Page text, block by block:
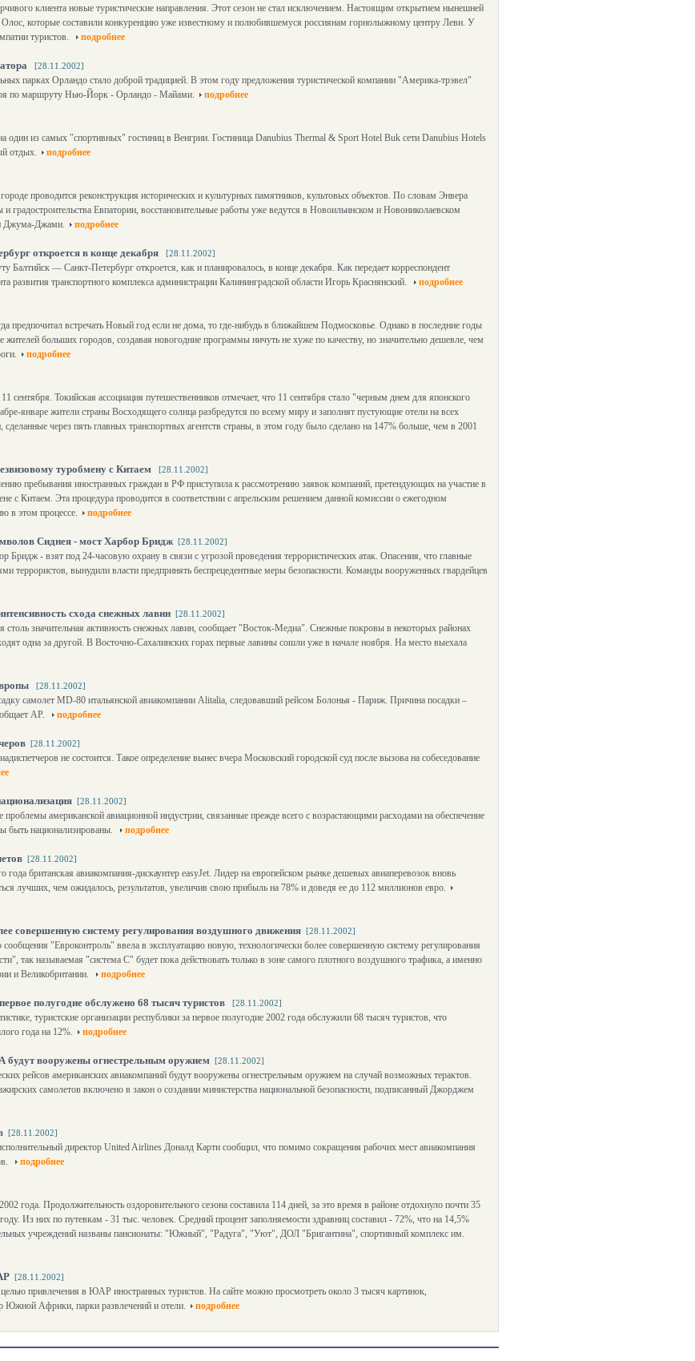
клиента новые туристические направления. Этот сезон не стал исключением. Настоящим открытием нынешней
которые составили конкуренцию уже известному и полюбившемуся россиянам горнолыжному центру Леви. У
туристов.
подробнее
[28.11.2002]
парках Орландо стало доброй традицией. В этом году предложения туристической компании "Америка-трэвел"
по маршруту Нью-Йорк - Орландо - Майами.
подробнее
один из самых "спортивных" гостиниц в Венгрии. Гостиница Danubius Thermal & Sport Hotel Buk сети Danubius Hotels
отдых.
подробнее
проводится реконструкция исторических и культурных памятников, культовых объектов. По словам Энвера
градостроительства Евпатории, восстановительные работы уже ведутся в Новоильинском и Новониколаевском
Джума-Джами.
подробнее
откроется в конце декабря [28.11.2002]
Балтийск — Санкт-Петербург откроется, как и планировалось, в конце декабря. Как передает корреспондент
развития транспортного комплекса администрации Калининградской области Игорь Краснянский.
подробнее
предпочитал встречать Новый год если не дома, то где-нибудь в ближайшем Подмосковье. Однако в последние годы
жителей больших городов, создавая новогодние программы ничуть не хуже по качеству, но значительно дешевле, чем
подробнее
сентября. Токийская ассоциация путешественников отмечает, что 11 сентября стало "черным днем для японского
январе жители страны Восходящего солнца разбредутся по всему миру и заполнят пустующие отели на всех
через пять главных транспортных агентств страны, в этом году было сделано на 147% больше, чем в 2001
туробмену с Китаем [28.11.2002]
пребывания иностранных граждан в РФ приступила к рассмотрению заявок компаний, претендующих на участие в
с Китаем. Эта процедура проводится в соответствии с апрельским решением данной комиссии о ежегодном
в этом процессе.
подробнее
Сиднея - мост Харбор Бридж [28.11.2002]
- взят под 24-часовую охрану в связи с угрозой проведения террористических атак. Опасения, что главные
террористов, вынудили власти предпринять беспрецедентные меры безопасности. Команды вооруженных гвардейцев
схода снежных лавин [28.11.2002]
столь значительная активность снежных лавин, сообщает "Восток-Медиа". Снежные покровы в некоторых районах
одна за другой. В Восточно-Сахалинских горах первые лавины сошли уже в начале ноября. На место выехала
[28.11.2002]
самолет MD-80 итальянской авиакомпании Alitalia, следовавший рейсом Болонья - Париж. Причина посадки –
АР.
подробнее
[28.11.2002]
не состоится. Такое определение вынес вчера Московский городской суд после вызова на собеседование
[28.11.2002]
американской авиационной индустрии, связанные прежде всего с возрастающими расходами на обеспечение
быть национализированы.
подробнее
[28.11.2002]
британская авиакомпания-дискаунтер easyJet. Лидер на европейском рынке дешевых авиаперевозок вновь
лучших, чем ожидалось, результатов, увеличив свою прибыль на 78% и доведя ее до 112 миллионов евро.
совершенную систему регулирования воздушного движения [28.11.2002]
cообщения "Евроконтроль" ввела в эксплуатацию новую, технологически более совершенную систему регулирования
так называемая "система С" будет пока действовать только в зоне самого плотного воздушного трафика, а именно
и Великобритании.
подробнее
полугодие обслужено 68 тысяч туристов [28.11.2002]
туристские организации республики за первое полугодие 2002 года обслужили 68 тысяч туристов, что
года на 12%.
подробнее
вооружены огнестрельным оружием [28.11.2002]
рейсов американских авиакомпаний будут вооружены огнестрельным оружием на случай возможных терактов.
самолетов включено в закон о создании министерства национальной безопасности, подписанный Джорджем
[28.11.2002]
директор United Airlines Доналд Карти сообщил, что помимо сокращения рабочих мест авиакомпания
подробнее
года. Продолжительность оздоровительного сезона составила 114 дней, за это время в районе отдохнуло почти 35
Из них по путевкам - 31 тыс. человек. Средний процент заполняемости здравниц составил - 72%, что на 14,5%
учреждений названы пансионаты: "Южный", "Радуга", "Уют", ДОЛ "Бригантина", спортивный комплекс им.
[28.11.2002]
привлечения в ЮАР иностранных туристов. На сайте можно просмотреть около 3 тысяч картинок,
Африки, парки развлечений и отели.
подробнее